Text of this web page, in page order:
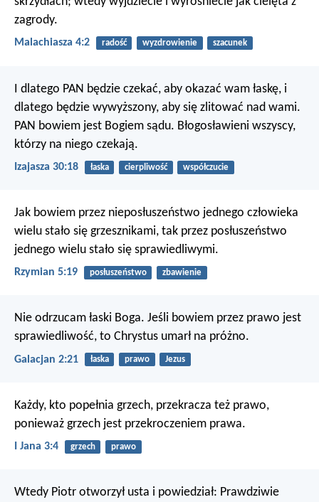
zagrody.
Malachiasza 4:2 radość wyzdrowienie szacunek
I dlatego PAN będzie czekać, aby okazać wam łaskę, i
dlatego będzie wywyższony, aby się zlitować nad wami.
PAN bowiem jest Bogiem sądu. Błogosławieni wszyscy,
którzy na niego czekają.
Izajasza 30:18 łaska cierpliwość współczucie
Jak bowiem przez nieposłuszeństwo jednego człowieka
wielu stało się grzesznikami, tak przez posłuszeństwo
jednego wielu stało się sprawiedliwymi.
Rzymian 5:19 posłuszeństwo zbawienie
Nie odrzucam łaski Boga. Jeśli bowiem przez prawo jest
sprawiedliwość, to Chrystus umarł na próżno.
Galacjan 2:21 łaska prawo Jezus
Każdy, kto popełnia grzech, przekracza też prawo,
ponieważ grzech jest przekroczeniem prawa.
I Jana 3:4 grzech prawo
Wtedy Piotr otworzył usta i powiedział: Prawdziwie